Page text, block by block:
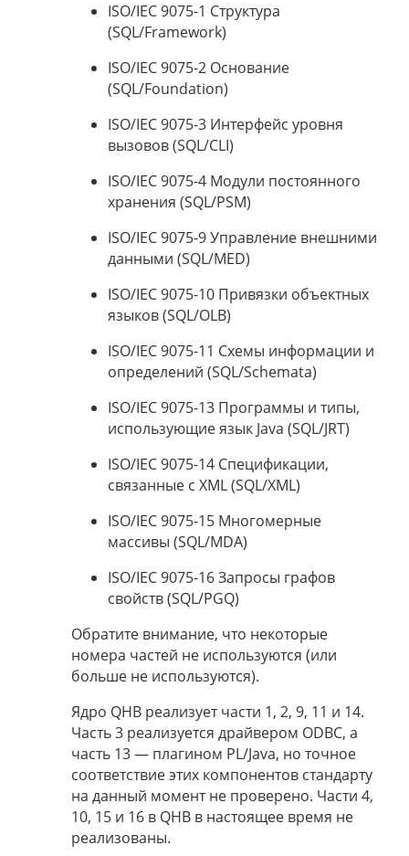
ISO/IEC 9075-1 Структура
(SQL/Framework)
ISO/IEC 9075-2 Основание
(SQL/Foundation)
ISO/IEC 9075-3 Интерфейс уровня
вызовов (SQL/CLI)
ISO/IEC 9075-4 Модули постоянного
хранения (SQL/PSM)
ISO/IEC 9075-9 Управление внешними
данными (SQL/MED)
ISO/IEC 9075-10 Привязки объектных
языков (SQL/OLB)
ISO/IEC 9075-11 Схемы информации и
определений (SQL/Schemata)
ISO/IEC 9075-13 Программы и типы,
использующие язык Java (SQL/JRT)
ISO/IEC 9075-14 Спецификации,
связанные с XML (SQL/XML)
ISO/IEC 9075-15 Многомерные
массивы (SQL/MDA)
ISO/IEC 9075-16 Запросы графов
свойств (SQL/PGQ)
Обратите внимание, что некоторые
номера частей не используются (или
больше не используются).
Ядро QHB реализует части 1, 2, 9, 11 и 14.
Часть 3 реализуется драйвером ODBC, а
часть 13 — плагином PL/Java, но точное
соответствие этих компонентов стандарту
на данный момент не проверено. Части 4,
10, 15 и 16 в QHB в настоящее время не
реализованы.